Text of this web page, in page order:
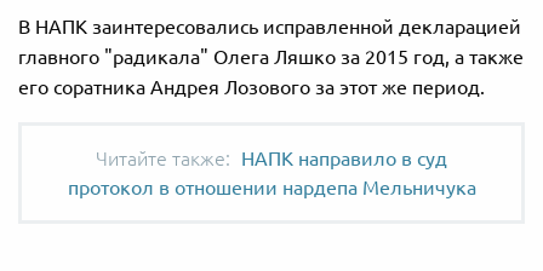
В НАПК заинтересовались исправленной ​​декларацией
главного "радикала" Олега Ляшко за 2015 год, а также
его соратника Андрея Лозового за этот же период.
НАПК направило в суд
протокол в отношении нардепа Мельничука